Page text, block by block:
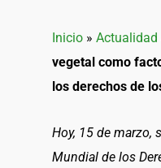
Inicio » Actualidad
vegetal como
los derechos de
Hoy, 15 de marzo,
Mundial de los